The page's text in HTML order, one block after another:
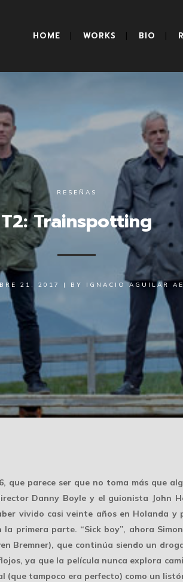
HOME WORKS BIO
RESEÑAS
T2: Trainspotting
21, 2017 | BY IGNACIO AGUILAR
que parece ser que no toma más que
Danny Boyle y el guionista John
vivido casi veinte años en Holanda
primera parte. “Sick boy”, ahora
Bremner), que continúa siendo un
ya que la película nunca explora
tampoco era perfecto) como un